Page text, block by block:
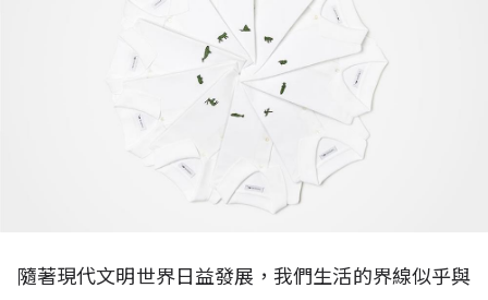
隨著現代文明世界日益發展，我們生活的界線似乎與